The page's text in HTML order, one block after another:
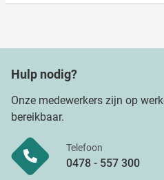
Hulp nodig?
Onze medewerkers zijn op
bereikbaar.
Telefoon
0478 - 557 300